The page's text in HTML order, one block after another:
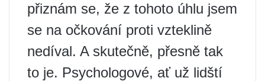
přiznám se, že z tohoto úhlu jsem
se na očkování proti vzteklině
nedíval. A skutečně, přesně tak
to je. Psychologové, ať už lidští